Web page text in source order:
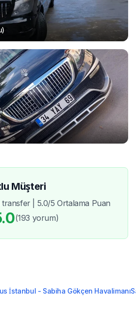
)
Müşteri
transfer | 5.0/5 Ortalama Puan
(193 yorum)
İstanbul - Sabiha Gökçen Havalimanı